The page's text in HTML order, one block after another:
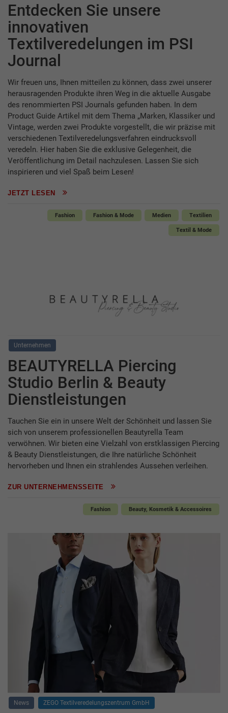
Entdecken Sie unsere
innovativen
Textilveredelungen im PSI
Journal
Wir freuen uns, Ihnen mitteilen zu können, dass zwei unserer
herausragenden Produkte ihren Weg in die aktuelle Ausgabe
des renommierten PSI Journals gefunden haben. In dem
Product Guide Artikel mit dem Thema „Marken, Klassiker und
Vintage, werden zwei Produkte vorgestellt, die wir präzise mit
verschiedenen Textilveredelungsverfahren eindrucksvoll
veredeln. Hier haben Sie die exklusive Gelegenheit, die
Veröffentlichung im Detail nachzulesen. Lassen Sie sich
inspirieren und viel Spaß beim Lesen!
JETZT LESEN
Fashion Fashion & Mode Medien Textilien
Textil & Mode
Unternehmen
BEAUTYRELLA Piercing
Studio Berlin & Beauty
Dienstleistungen
Tauchen Sie ein in unsere Welt der Schönheit und lassen Sie
sich von unserem professionellen Beautyrella Team
verwöhnen. Wir bieten eine Vielzahl von erstklassigen Piercing
& Beauty Dienstleistungen, die Ihre natürliche Schönheit
hervorheben und Ihnen ein strahlendes Aussehen verleihen.
ZUR UNTERNEHMENSSEITE
Fashion Beauty, Kosmetik & Accessoires
News ZEGO Textilveredelungszentrum GmbH